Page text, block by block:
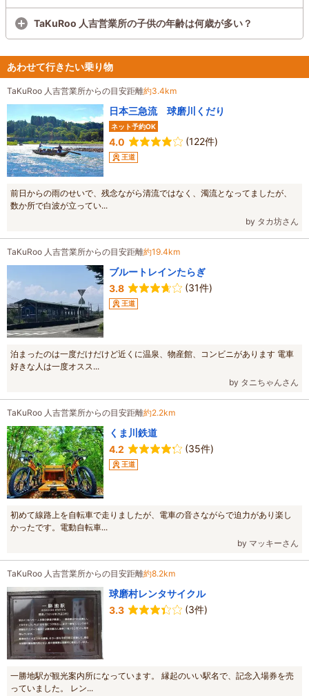
TaKuRoo 人吉営業所の子供の年齢は何歳が多い？
あわせて行きたい乗り物
TaKuRoo 人吉営業所からの目安距離約3.4km
日本三急流 球磨川くだり
ネット予約OK
4.0 (122件)
王道
前日からの雨のせいで、残念ながら清流ではなく、濁流となってましたが、
数か所で白波が立ってい...
by タカ坊さん
TaKuRoo 人吉営業所からの目安距離約19.4km
ブルートレインたらぎ
3.8
(31件)
王道
泊まったのは一度だけだけど近くに温泉、物産館、コンビニがあります 電車
好きな人は一度オスス...
by タニちゃんさん
TaKuRoo 人吉営業所からの目安距離約2.2km
くま川鉄道
4.2
(35件)
王道
初めて線路上を自転車で走りましたが、電車の音さながらで迫力があり楽し
かったです。電動自転車...
by マッキーさん
TaKuRoo 人吉営業所からの目安距離約8.2km
球磨村レンタサイクル
3.3
(3件)
一勝地駅が観光案内所になっています。 縁起のいい駅名で、記念入場券を売
っていました。 レン...